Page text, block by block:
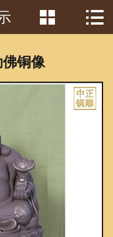
首页
常识问答
新闻资讯
荣誉资质
 
铜像